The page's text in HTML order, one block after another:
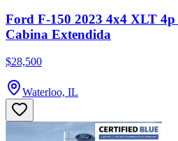
Ford F-150 2023 4x4 XLT
Cabina Extendida
$28,500
Waterloo, IL